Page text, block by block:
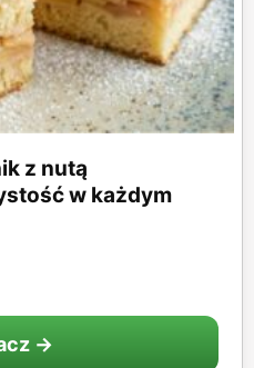
z nutą
w każdym
→